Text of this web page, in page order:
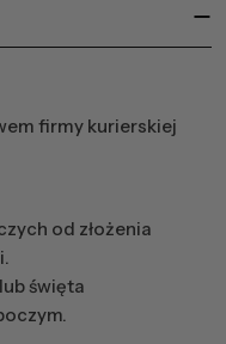
firmy kurierskiej
od złożenia
święta